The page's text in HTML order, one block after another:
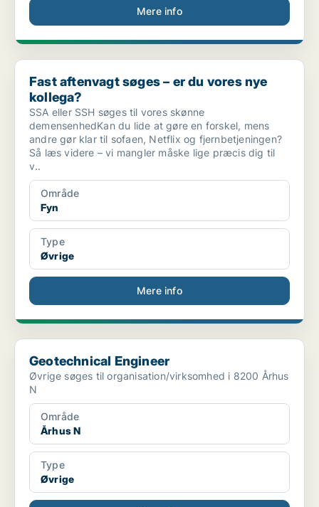
Mere info
Fast aftenvagt søges – er du vores nye kollega?
Fast aftenvagt søges – er du vores nye
kollega?
SSA eller SSH søges til vores skønne
demensenhedKan du lide at gøre en forskel, mens
andre gør klar til sofaen, Netflix og fjernbetjeningen?
Så læs videre – vi mangler måske lige præcis dig til
v..
Område
Fyn
Type
Øvrige
Mere info
Geotechnical Engineer
Geotechnical Engineer
Øvrige søges til organisation/virksomhed i 8200 Århus
N
Område
Århus N
Type
Øvrige